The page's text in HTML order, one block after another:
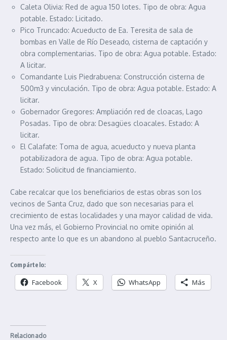
Caleta Olivia: Red de agua 150 lotes. Tipo de obra: Agua
potable. Estado: Licitado.
Pico Truncado: Acueducto de Ea. Teresita de sala de
bombas en Valle de Río Deseado, cisterna de captación y
obra complementarias. Tipo de obra: Agua potable. Estado:
A licitar.
Comandante Luis Piedrabuena: Construcción cisterna de
500m3 y vinculación. Tipo de obra: Agua potable. Estado: A
licitar.
Gobernador Gregores: Ampliación red de cloacas, Lago
Posadas. Tipo de obra: Desagües cloacales. Estado: A
licitar.
El Calafate: Toma de agua, acueducto y nueva planta
potabilizadora de agua. Tipo de obra: Agua potable.
Estado: Solicitud de financiamiento.
Cabe recalcar que los beneficiarios de estas obras son los
vecinos de Santa Cruz, dado que son necesarias para el
crecimiento de estas localidades y una mayor calidad de vida.
Una vez más, el Gobierno Provincial no omite opinión al
respecto ante lo que es un abandono al pueblo Santacruceño.
Compártelo:
Facebook X WhatsApp Más
Relacionado